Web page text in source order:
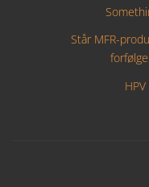
Står MFR-